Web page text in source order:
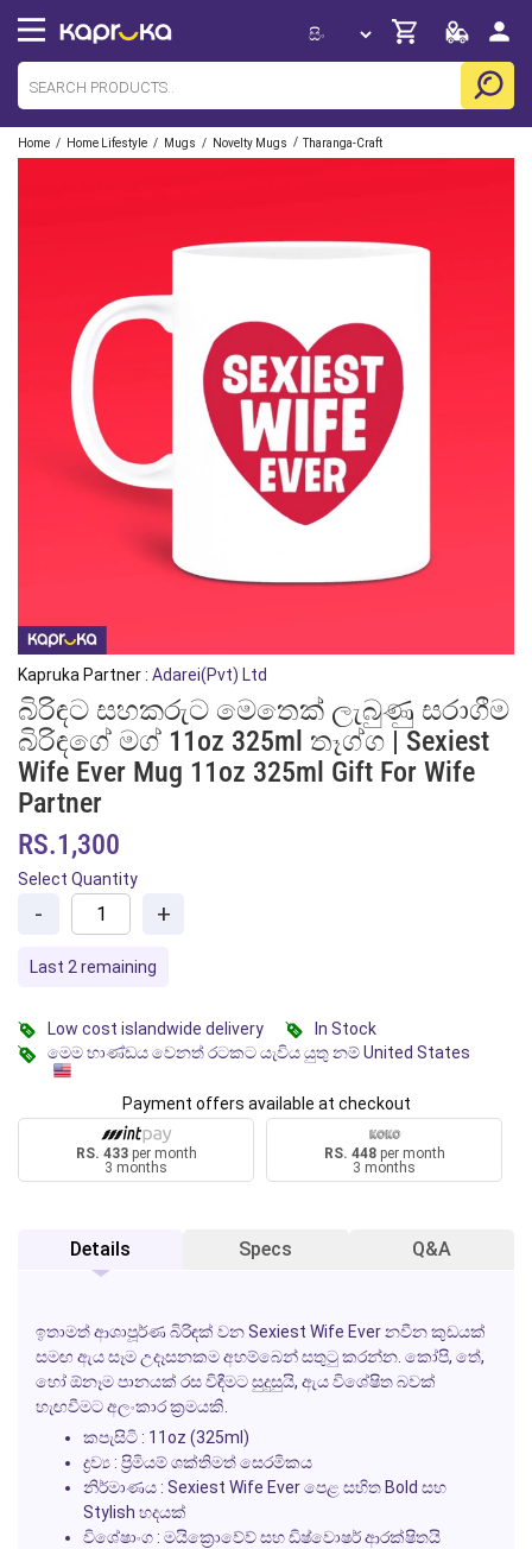
Home / Home Lifestyle / Mugs / Novelty Mugs / Tharanga-Craft
Kapruka Partner : Adarei(Pvt) Ltd
බිරිඳට සහකරුට මෙතෙක් ලැබුණු සරාගීම
බිරිඳගේ මග් 11oz 325ml තෑග්ග | Sexiest
Wife Ever Mug 11oz 325ml Gift For Wife
Partner
RS.1,300
Select Quantity
- +
Last 2 remaining
Low cost islandwide delivery
In Stock
මෙම භාණ්ඩය වෙනත් රටකට යැවිය යුතු නම් United States
Payment offers available at checkout
RS. 433per month
3 months
RS. 448per month
3 months
Details Specs Q&A
ඉතාමත් ආශාපූර්ණ බිරිඳක් වනSexiest Wife Everනවීන කුඩයක්
සමඟ ඇය සෑම උදෑසනකම අහම්බෙන් සතුටු කරන්න. කෝපි, තේ,
හෝ ඕනෑම පානයක් රස විඳීමට සුදුසුයි, ඇය විශේෂිත බවක්
හැඟවීමට අලංකාර ක්‍රමයකි.
කපැසිටි : 11oz (325ml)
ද්‍රව්‍ය : ප්‍රිමියම් ශක්තිමත් සෙරමිකය
නිර්මාණය : Sexiest Wife Everපෙළ සහිත Bold සහ
Stylish හදයක්
විශේෂාංග : මයික්‍රොවේව් සහ ඩිෂ්වොෂර් ආරක්ෂිතයි